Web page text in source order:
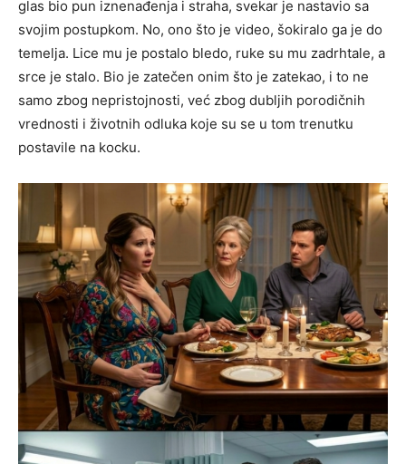
glas bio pun iznenađenja i straha, svekar je nastavio sa
svojim postupkom. No, ono što je video, šokiralo ga je do
temelja. Lice mu je postalo bledo, ruke su mu zadrhtale, a
srce je stalo. Bio je zatečen onim što je zatekao, i to ne
samo zbog nepristojnosti, već zbog dubljih porodičnih
vrednosti i životnih odluka koje su se u tom trenutku
postavile na kocku.